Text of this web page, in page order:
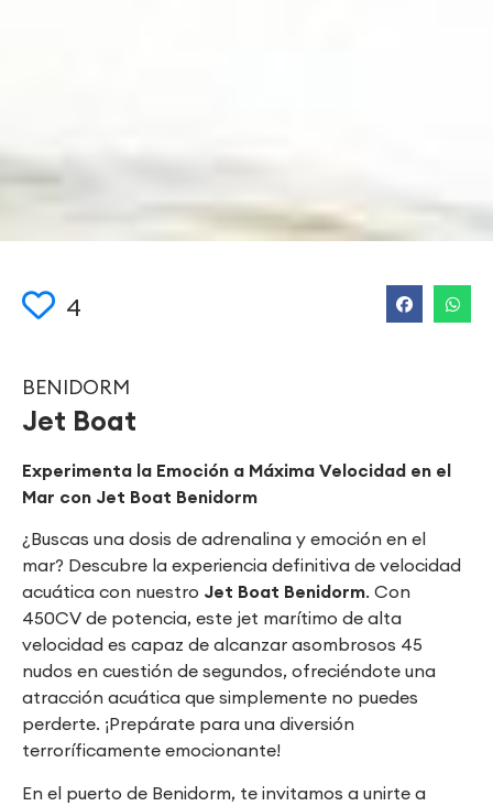
4
BENIDORM
Jet Boat
Experimenta la Emoción a Máxima Velocidad en el
Mar con Jet Boat Benidorm
¿Buscas una dosis de adrenalina y emoción en el
mar? Descubre la experiencia definitiva de velocidad
acuática con nuestro Jet Boat Benidorm. Con
450CV de potencia, este jet marítimo de alta
velocidad es capaz de alcanzar asombrosos 45
nudos en cuestión de segundos, ofreciéndote una
atracción acuática que simplemente no puedes
perderte. ¡Prepárate para una diversión
terroríficamente emocionante!
En el puerto de Benidorm, te invitamos a unirte a